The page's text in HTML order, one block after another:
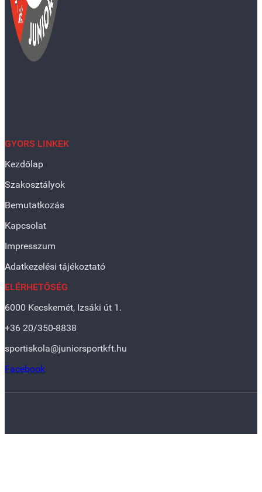
GYORS LINKEK
Kezdőlap
Szakosztályok
Bemutatkozás
Kapcsolat
Impresszum
Adatkezelési tájékoztató
ELÉRHETŐSÉG
6000 Kecskemét, Izsáki út 1.
+36 20/350-8838
sportiskola@juniorsportkft.hu
Facebook